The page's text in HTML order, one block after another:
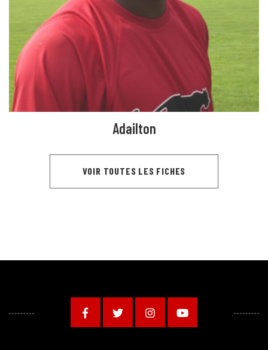
Adailton
VOIR TOUTES LES FICHES